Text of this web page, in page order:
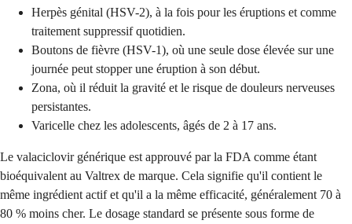
Herpès génital (HSV-2), à la fois pour les éruptions et comme
traitement suppressif quotidien.
Boutons de fièvre (HSV-1), où une seule dose élevée sur une
journée peut stopper une éruption à son début.
Zona, où il réduit la gravité et le risque de douleurs nerveuses
persistantes.
Varicelle chez les adolescents, âgés de 2 à 17 ans.
Le valaciclovir générique est approuvé par la FDA comme étant
bioéquivalent au Valtrex de marque. Cela signifie qu'il contient le
même ingrédient actif et qu'il a la même efficacité, généralement 70 à
80 % moins cher. Le dosage standard se présente sous forme de